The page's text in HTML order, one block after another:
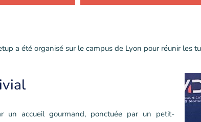
a été organisé sur le campus de Lyon pour réunir les
un accueil gourmand, ponctuée par un petit-